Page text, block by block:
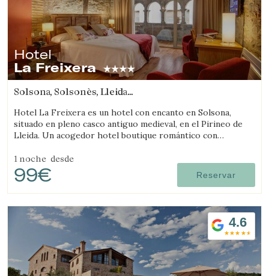
Hotel
La Freixera
Solsona, Solsonès, Lleida
Hotel La Freixera es un hotel con encanto en Solsona,
situado en pleno casco antiguo medieval, en el Pirineo de
Lleida. Un acogedor hotel boutique romántico con
madera y la historia crean una atmósfera única.
1 noche desde
99€ Reservar
4.6